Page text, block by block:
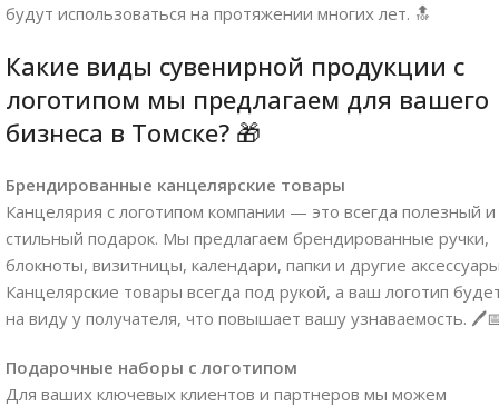
будут использоваться на протяжении многих лет. 🔝
Какие виды сувенирной продукции с
логотипом мы предлагаем для вашего
бизнеса в Томске? 🎁
Брендированные канцелярские товары
Канцелярия с логотипом компании — это всегда полезный и
стильный подарок. Мы предлагаем брендированные ручки,
блокноты, визитницы, календари, папки и другие
Канцелярские товары всегда под рукой, а ваш логотип
на виду у получателя, что повышает вашу узнаваемость.
Подарочные наборы с логотипом
Для ваших ключевых клиентов и партнеров мы можем